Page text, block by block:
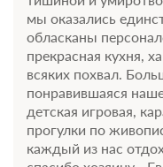
мы оказались
обласканы
прекрасная кухня,
всяких похвал.
понравившаяся
детская игровая,
прогулки по
каждый из нас